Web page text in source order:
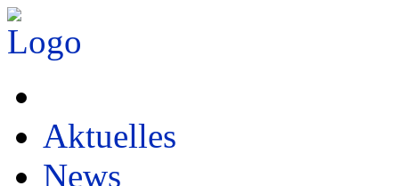
Aktuelles
News